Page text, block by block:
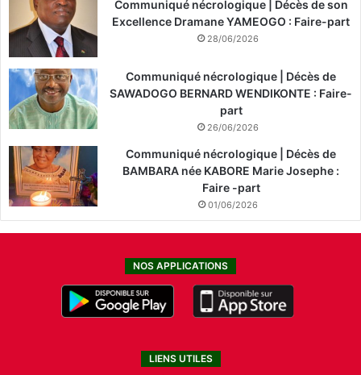
Communiqué nécrologique | Décès de son
Excellence Dramane YAMEOGO : Faire-part
28/06/2026
Communiqué nécrologique | Décès de
SAWADOGO BERNARD WENDIKONTE : Faire-
part
26/06/2026
Communiqué nécrologique | Décès de
BAMBARA née KABORE Marie Josephe :
Faire -part
01/06/2026
NOS APPLICATIONS
LIENS UTILES